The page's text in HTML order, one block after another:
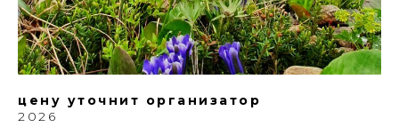
цену уточнит организатор
2026